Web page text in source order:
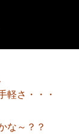
軽さ・・・
な～？？